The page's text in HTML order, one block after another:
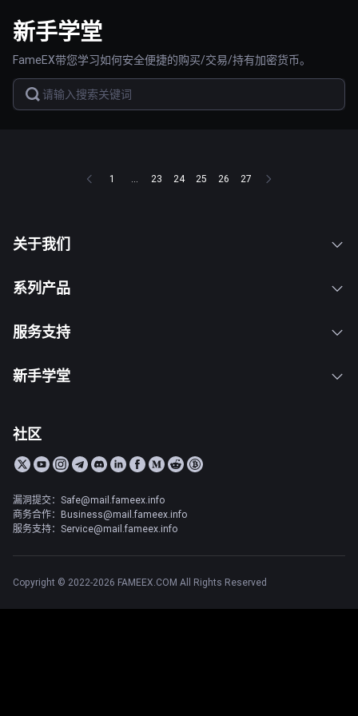
新手学堂
FameEX带您学习如何安全便捷的购买/交易/持有加密货币。
1 ... 23 24 25 26 27
关于我们
系列产品
服务支持
新手学堂
社区
漏洞提交：Safe@mail.fameex.info
商务合作：Business@mail.fameex.info
服务支持：Service@mail.fameex.info
Copyright © 2022-2026 FAMEEX.COM All Rights Reserved